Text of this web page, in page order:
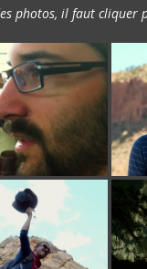
photos, il faut cliquer